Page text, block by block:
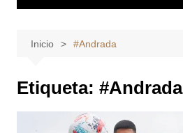
Inicio #Andrada
Etiqueta: #Andrada